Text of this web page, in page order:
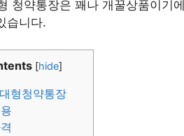
청약통장은 꽤나 개꿀상품이기
습니다.
[hide]
형청약통장